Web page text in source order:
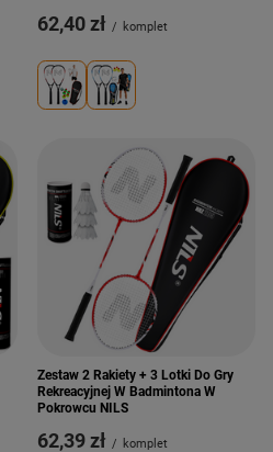
62,40 zł / komplet
Zestaw 2 Rakiety + 3 Lotki Do Gry
Rekreacyjnej W Badmintona W
Pokrowcu NILS
62,39 zł / komplet